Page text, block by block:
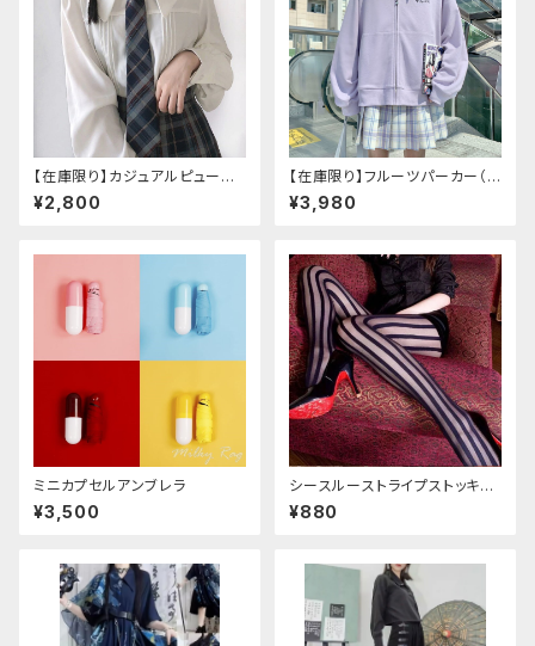
【在庫限り】カジュアルピューリ
タンカラープレッピーブラウス
¥2,800
【在庫限り】フルーツパーカー（ブ
ルべリ、ブドウ、キウイ、チェリー、
ぶどう
¥3,980
ミニカプセルアンブレラ
¥3,500
シースルーストライプストッキン
グ
¥880